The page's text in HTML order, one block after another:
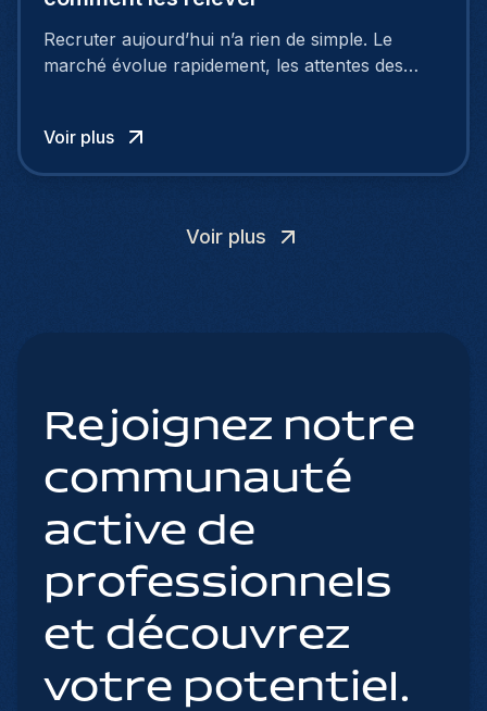
Recruter aujourd’hui n’a rien de simple. Le
marché évolue rapidement, les attentes des
profils qualifiés, processus trop longs, mauvaise
image employeur… Et surtout : les candidats ne
Voir plus
Voir plus
Rejoignez notre
communauté
active de
professionnels
et découvrez
votre potentiel.